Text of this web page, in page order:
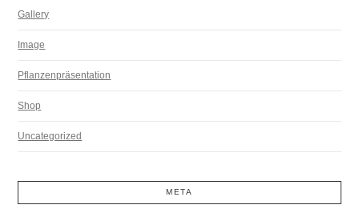
Gallery
Image
Pflanzenpräsentation
Shop
Uncategorized
META